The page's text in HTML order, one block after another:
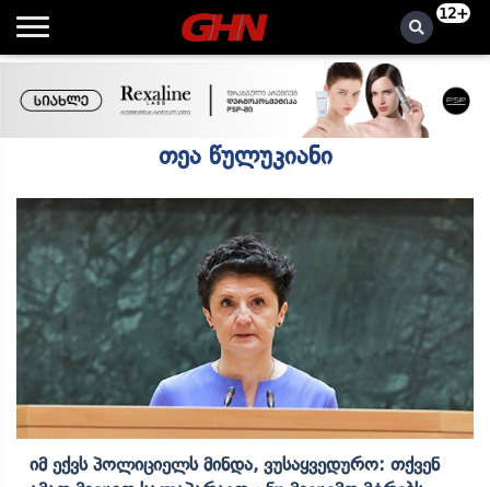
12+
თეა წულუკიანი
Იმ Ექვს Პოლიციელს Მინდა, Ვუსაყვედურო: Თქვენ